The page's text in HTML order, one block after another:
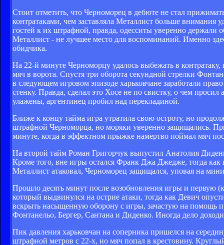
Стоит отметить, что Черноморец в дебюте не стал
контратаками, чем заставляла Металлист больше
гостей к их штрафной, правда, одесситы уверенно держали
Металлист - не лучшее место для воспоминаний. Именно
обидчика.
На 22-й минуте Черноморцу удалось выбежать в
мяч в ворота. Спустя три оборота секундной стрелки
в следующем игровом эпизоде харьковчане заработали
стенку. Правда, сделал это Хосе не по свистку, о чем
улажены, аргентинец пробил над перекладиной.
Ближе к концу тайма игра утратила свою остроту, но
штрафной Черноморца, но моряки уверенно защищались.
минуте, когда в эффектном прыжке намертво поймал мяч
На второй тайм Роман Григорчук выпустил Анатолия
Кроме того, вне игры остался Франк Джа Джедже, тогда
Металлист атаковал, Черноморец защищался, уповая на
Прошло десять минут после возобновления игры и первую
который выдвинулся на острие атаки, тогда как Девич
вскрыть насыщенную оборону с игры, зачастую на помощь
Фонтанельо, Бергер, Сантана и Диденко. Иногда дело
Пик давления харьковчан на соперника пришелся на
штрафной метров с 22-х, но мяч попал в крестовину.